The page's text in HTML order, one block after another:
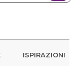
ISPIRAZIONI